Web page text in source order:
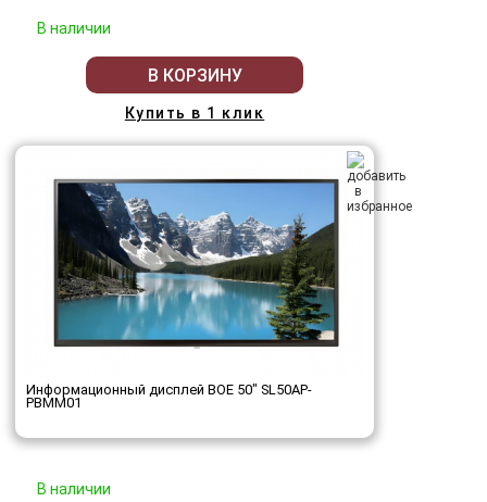
В наличии
В КОРЗИНУ
Купить в 1 клик
Информационный дисплей BOE 50" SL50AP-
PBMM01
В наличии